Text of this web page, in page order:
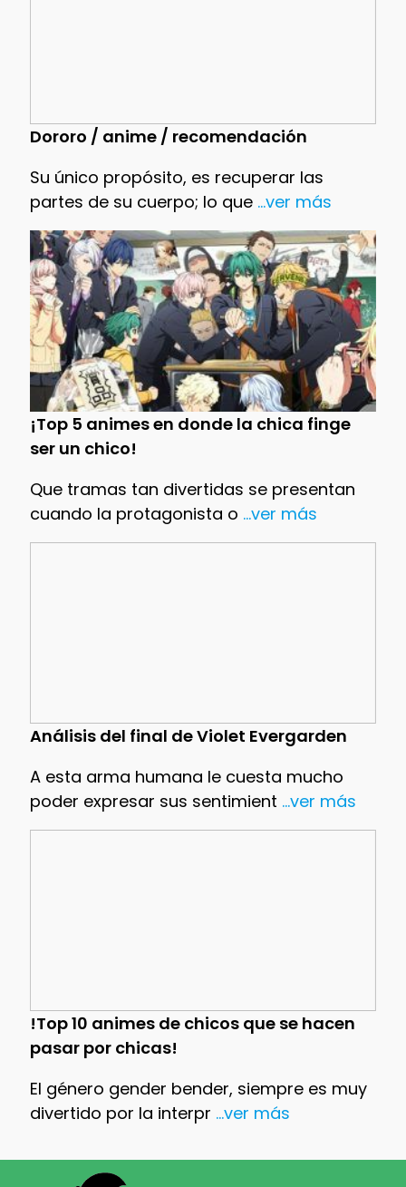
Dororo / anime / recomendación
Su único propósito, es recuperar las
partes de su cuerpo; lo que...ver más
¡Top 5 animes en donde la chica finge
ser un chico!
Que tramas tan divertidas se presentan
cuando la protagonista o ...ver más
Análisis del final de Violet Evergarden
A esta arma humana le cuesta mucho
poder expresar sus sentimient ...ver más
!Top 10 animes de chicos que se hacen
pasar por chicas!
El género gender bender, siempre es muy
divertido por la interpr ...ver más